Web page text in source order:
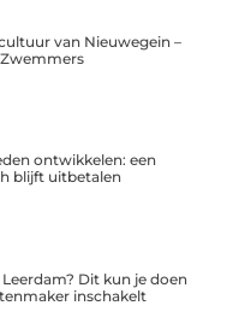
van Nieuwegein –
ontwikkelen: een
blijft uitbetalen
Dit kun je doen
inschakelt